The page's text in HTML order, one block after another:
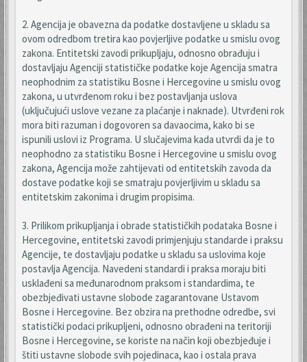
2. Agencija je obavezna da podatke dostavljene u skladu sa
ovom odredbom tretira kao povjerljive podatke u smislu ovog
zakona. Entitetski zavodi prikupljaju, odnosno obrađuju i
dostavljaju Agenciji statističke podatke koje Agencija smatra
neophodnim za statistiku Bosne i Hercegovine u smislu ovog
zakona, u utvrđenom roku i bez postavljanja uslova
(uključujući uslove vezane za plaćanje i naknade). Utvrđeni rok
mora biti razuman i dogovoren sa davaocima, kako bi se
ispunili uslovi iz Programa. U slučajevima kada utvrdi da je to
neophodno za statistiku Bosne i Hercegovine u smislu ovog
zakona, Agencija može zahtijevati od entitetskih zavoda da
dostave podatke koji se smatraju povjerljivim u skladu sa
entitetskim zakonima i drugim propisima.
3. Prilikom prikupljanja i obrade statističkih podataka Bosne i
Hercegovine, entitetski zavodi primjenjuju standarde i praksu
Agencije, te dostavljaju podatke u skladu sa uslovima koje
postavlja Agencija. Navedeni standardi i praksa moraju biti
usklađeni sa međunarodnom praksom i standardima, te
obezbjeđivati ustavne slobode zagarantovane Ustavom
Bosne i Hercegovine. Bez obzira na prethodne odredbe, svi
statistički podaci prikupljeni, odnosno obrađeni na teritoriji
Bosne i Hercegovine, se koriste na način koji obezbjeđuje i
štiti ustavne slobode svih pojedinaca, kao i ostala prava